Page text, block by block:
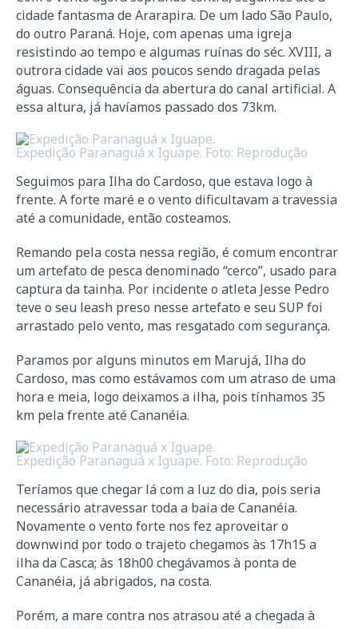
cidade fantasma de Ararapira. De um lado São Paulo,
do outro Paraná. Hoje, com apenas uma igreja
resistindo ao tempo e algumas ruínas do séc. XVIII, a
outrora cidade vai aos poucos sendo dragada pelas
águas. Consequência da abertura do canal artificial. A
essa altura, já havíamos passado dos 73km.
Expedição Paranaguá x Iguape. Foto: Reprodução
Seguimos para Ilha do Cardoso, que estava logo à
frente. A forte maré e o vento dificultavam a travessia
até a comunidade, então costeamos.
Remando pela costa nessa região, é comum encontrar
um artefato de pesca denominado “cerco”, usado para
captura da tainha. Por incidente o atleta Jesse Pedro
teve o seu leash preso nesse artefato e seu SUP foi
arrastado pelo vento, mas resgatado com segurança.
Paramos por alguns minutos em Marujá, Ilha do
Cardoso, mas como estávamos com um atraso de uma
hora e meia, logo deixamos a ilha, pois tínhamos 35
km pela frente até Cananéia.
Expedição Paranaguá x Iguape. Foto: Reprodução
Teríamos que chegar lá com a luz do dia, pois seria
necessário atravessar toda a baia de Cananéia.
Novamente o vento forte nos fez aproveitar o
downwind por todo o trajeto chegamos às 17h15 a
ilha da Casca; às 18h00 chegávamos à ponta de
Cananéia, já abrigados, na costa.
Porém, a mare contra nos atrasou até a chegada à